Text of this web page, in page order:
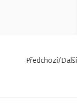
Předchozí/Další